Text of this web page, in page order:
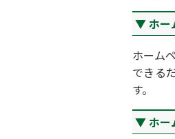
ホー
ホーム
できる
す。
ホー